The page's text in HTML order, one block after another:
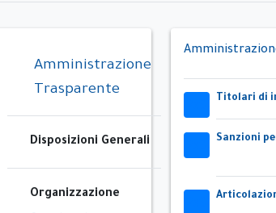
Amministrazione
Trasparente
Disposizioni Generali
Organizzazione
Titolari di
Sanzioni